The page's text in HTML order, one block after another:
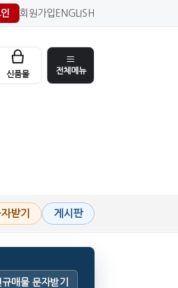
회원가입 ENGLISH
신품몰 전체메뉴
받기 게시판
규매물 문자받기